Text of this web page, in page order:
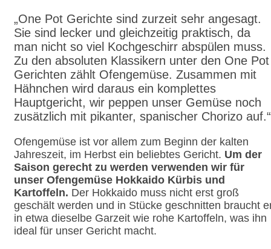
„One Pot Gerichte sind zurzeit sehr angesagt.
Sie sind lecker und gleichzeitig praktisch, da
man nicht so viel Kochgeschirr abspülen muss.
Zu den absoluten Klassikern unter den One Pot
Gerichten zählt Ofengemüse. Zusammen mit
Hähnchen wird daraus ein komplettes
Hauptgericht, wir peppen unser Gemüse noch
zusätzlich mit pikanter, spanischer Chorizo auf.“
Ofengemüse ist vor allem zum Beginn der kalten
Jahreszeit, im Herbst ein beliebtes Gericht. Um der
Saison gerecht zu werden verwenden wir für
unser Ofengemüse Hokkaido Kürbis und
Kartoffeln. Der Hokkaido muss nicht erst groß
geschält werden und in Stücke geschnitten braucht
in etwa dieselbe Garzeit wie rohe Kartoffeln, was ihn
ideal für unser Gericht macht.